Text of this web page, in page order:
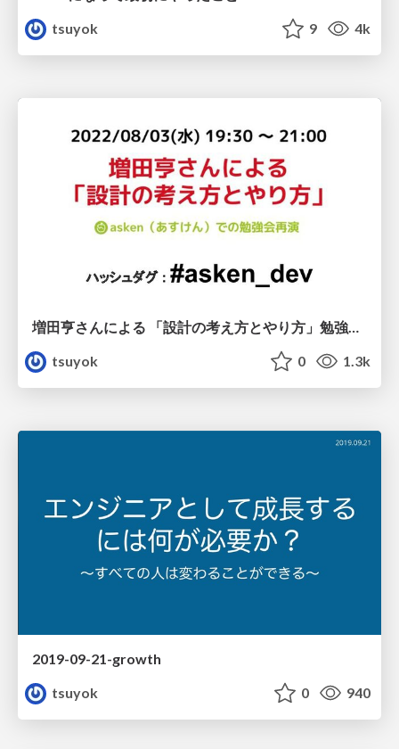
tsuyok
9 4k
tsuyok
0 1.3k
2019-09-21-growth
tsuyok
0 940